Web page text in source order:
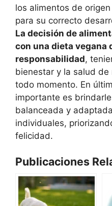
los alimentos de
para su correcto
La decisión de
con una dieta vegana
responsabilidad,
bienestar y la salud
todo momento. En
importante es
balanceada y
individuales,
felicidad.
Publicaciones